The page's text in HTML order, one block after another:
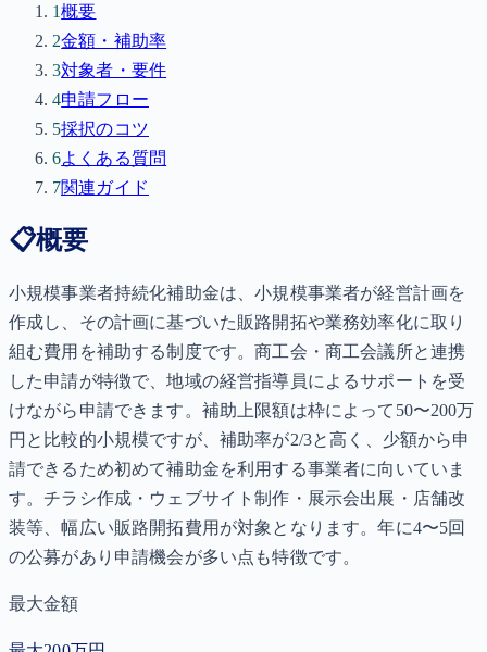
1概要
2金額・補助率
3対象者・要件
4申請フロー
5採択のコツ
6よくある質問
7関連ガイド
📋概要
小規模事業者持続化補助金は、小規模事業者が経営計画を
作成し、その計画に基づいた販路開拓や業務効率化に取り
組む費用を補助する制度です。商工会・商工会議所と連携
した申請が特徴で、地域の経営指導員によるサポートを受
けながら申請できます。補助上限額は枠によって50〜200万
円と比較的小規模ですが、補助率が2/3と高く、少額から申
請できるため初めて補助金を利用する事業者に向いていま
す。チラシ作成・ウェブサイト制作・展示会出展・店舗改
装等、幅広い販路開拓費用が対象となります。年に4〜5回
の公募があり申請機会が多い点も特徴です。
最大金額